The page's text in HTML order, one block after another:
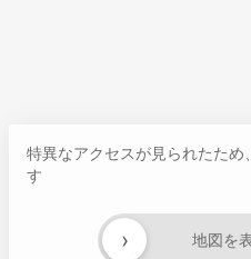
特異なアクセスが見られたため
す
地図を
›